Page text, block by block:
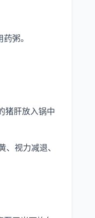
粥。
猪肝放入锅中
视力减退、